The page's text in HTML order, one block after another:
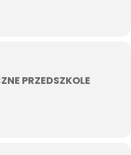
PRZEDSZKOLE